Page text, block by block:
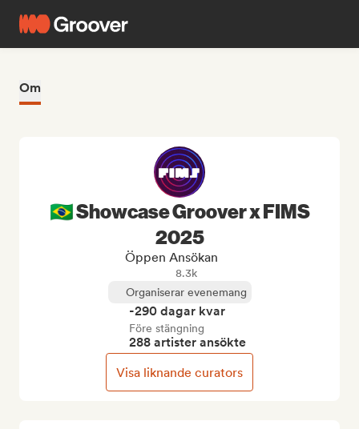
Om
🇧🇷 Showcase Groover x FIMS
2025
Öppen Ansökan
8.3k
Organiserar evenemang
-290 dagar kvar
Före stängning
288 artister ansökte
Visa liknande curators